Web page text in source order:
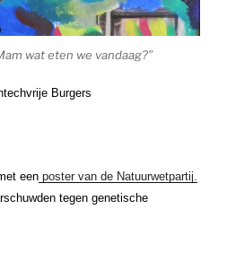
wat eten we vandaag?”
Burgers
een poster van de Natuurwetpartij.
tegen genetische